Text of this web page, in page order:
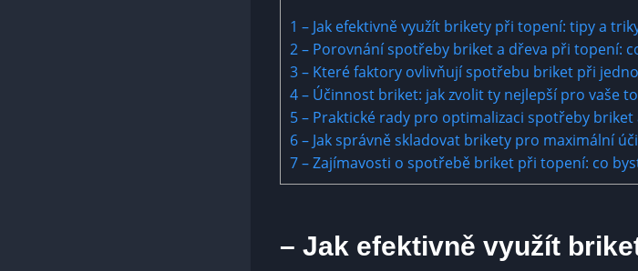
1 – Jak efektivně využít brikety při topení: tipy a
2– Porovnání spotřeby briket a dřeva při topení:
3– Které faktory ovlivňují spotřebu briket při
4– Účinnost briket: jak zvolit ty nejlepší pro vaše
5– Praktické rady pro optimalizaci spotřeby
6– Jak správně skladovat brikety pro maximální
7– Zajímavosti o spotřebě briket při topení: co
– Jak efektivně využít